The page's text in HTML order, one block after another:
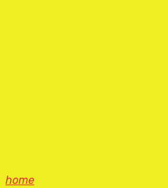
home